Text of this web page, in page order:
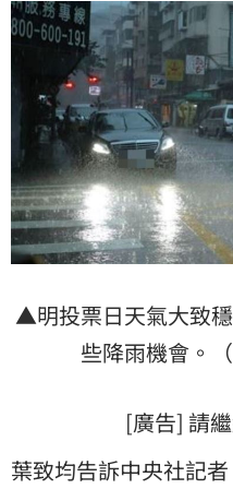
▲明投票日天氣大致
些降雨機會。
[廣告] 請
葉致均告訴中央社記